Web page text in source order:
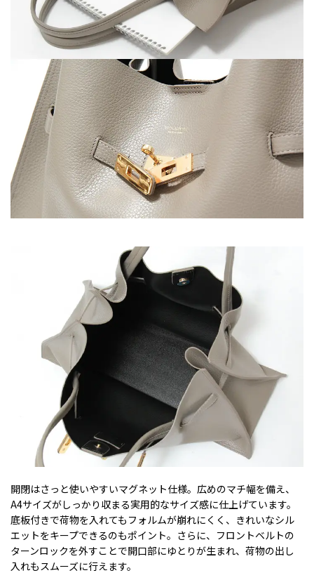
開閉はさっと使いやすいマグネット仕様。広めのマチ幅を備え、
A4サイズがしっかり収まる実用的なサイズ感に仕上げています。
底板付きで荷物を入れてもフォルムが崩れにくく、きれいなシル
エットをキープできるのもポイント。さらに、フロントベルトの
ターンロックを外すことで開口部にゆとりが生まれ、荷物の出し
入れもスムーズに行えます。